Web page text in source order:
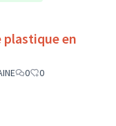
plastique en
0
0